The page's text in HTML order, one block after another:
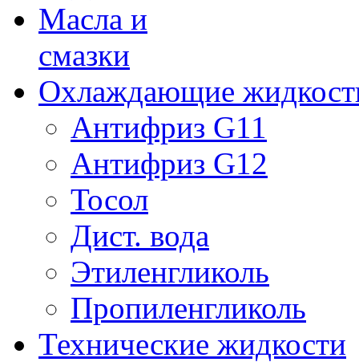
Масла и
смазки
Охлаждающие
Антифриз G11
Антифриз G12
Тосол
Дист. вода
Этиленгликоль
Пропиленгликоль
Технические жидкости